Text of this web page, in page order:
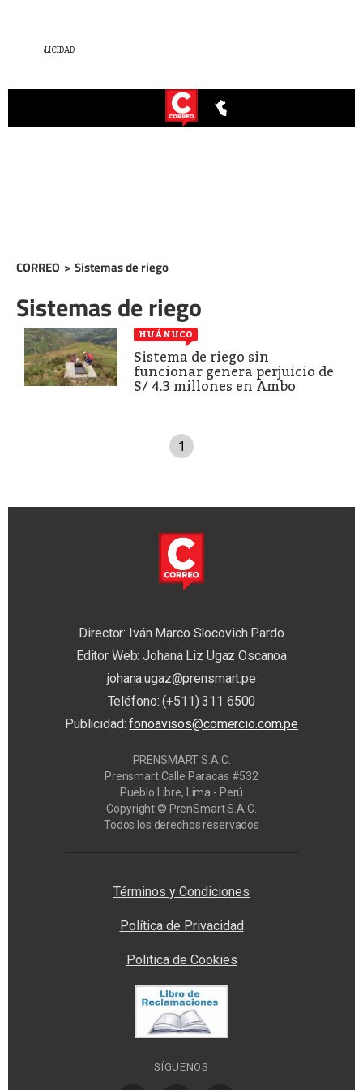
CORREO > Sistemas de riego
Sistemas de riego
HUÁNUCO
Sistema de riego sin
funcionar genera perjuicio de
S/ 4.3 millones en Ambo
1
Director: Iván Marco Slocovich Pardo
Editor Web: Johana Liz Ugaz Oscanoa
johana.ugaz@prensmart.pe
Teléfono: (+511) 311 6500
Publicidad:fonoavisos@comercio.com.pe
PRENSMART S.A.C.
Prensmart Calle Paracas #532
Pueblo Libre, Lima - Perú
Copyright © PrenSmart S.A.C.
Todos los derechos reservados
Términos y Condiciones
Política de Privacidad
Politica de Cookies
SÍGUENOS